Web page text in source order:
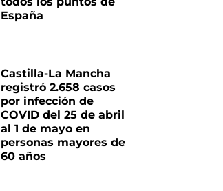
España
Castilla-La Mancha
registró 2.658 casos
por infección de
COVID del 25 de abril
al 1 de mayo en
personas mayores de
60 años